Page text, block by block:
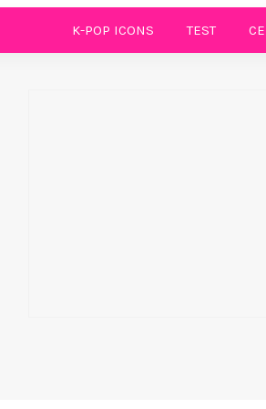
K-POP ICONS TEST